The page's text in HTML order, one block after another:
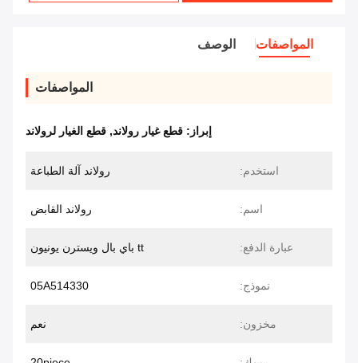
المواصفات الوصف
المواصفات
إبراز: قطع غيار رولاند, قطع الغيار لرولاند
استخدم: رولاند آلة الطباعة
اسم: رولاند القابض
عبارة الدفع: tt باي بال ويسترن يونيون
نموذج: 05A514330
مخزون: نعم